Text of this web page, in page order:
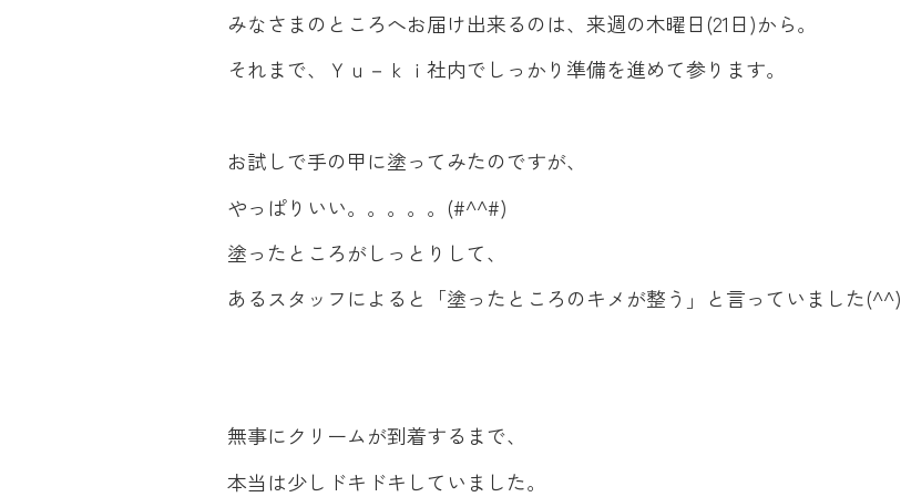
みなさまのところへお届け出来るのは、来週の木曜日(21日)から。
それまで、Ｙｕ－ｋｉ社内でしっかり準備を進めて参ります。
お試しで手の甲に塗ってみたのですが、
やっぱりいい。。。。。(#^^#)
塗ったところがしっとりして、
あるスタッフによると「塗ったところのキメが整う」と言っていました(^^)
無事にクリームが到着するまで、
本当は少しドキドキしていました。